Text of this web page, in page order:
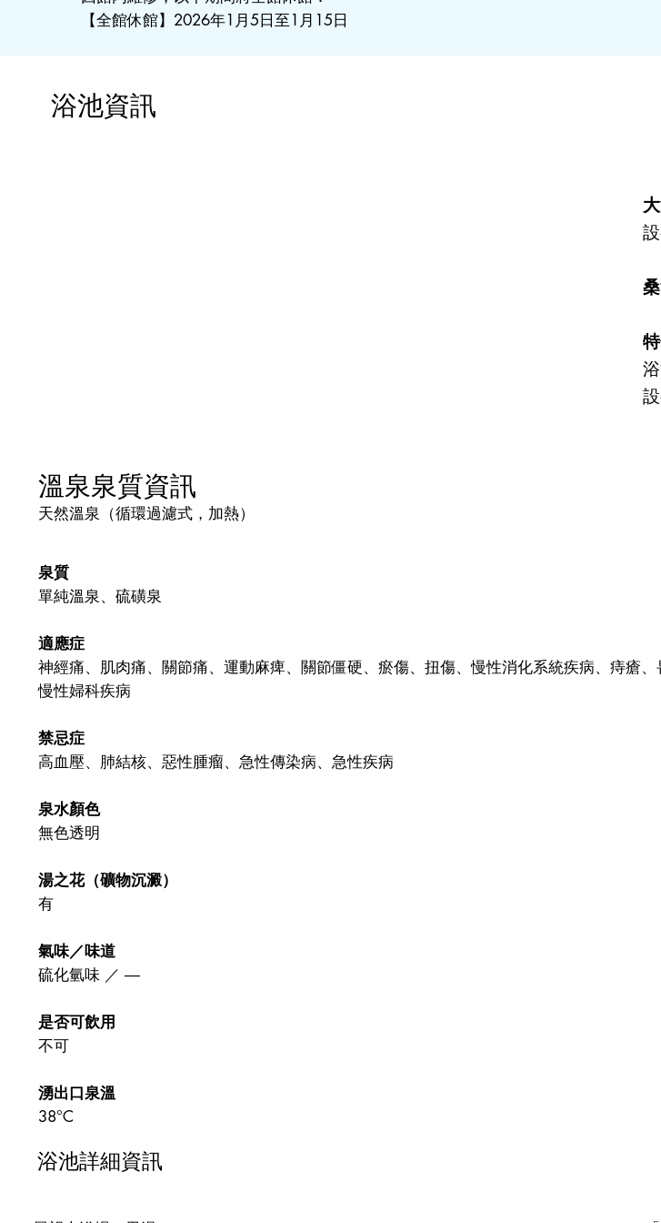
【全館休館】2026年1月5日至1月15日
浴池資訊
溫泉泉質資訊
天然溫泉（循環過濾式，加熱）
泉質
單純溫泉、硫磺泉
適應症
神經痛、肌肉痛、關節痛、運動麻痺、關節僵硬、瘀傷、扭傷、慢性消化系統疾病、痔瘡
慢性婦科疾病
禁忌症
高血壓、肺結核、惡性腫瘤、急性傳染病、急性疾病
泉水顏色
無色透明
湯之花（礦物沉澱）
有
氣味／味道
硫化氫味 ／ ―
是否可飲用
不可
湧出口泉溫
38°C
浴池詳細資訊